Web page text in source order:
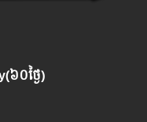
(៦០ថ្ងៃ)